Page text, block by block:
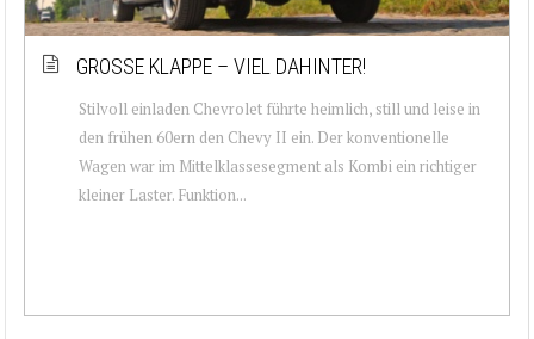
GROSSE KLAPPE – VIEL DAHINTER!
Stilvoll einladen Chevrolet führte heimlich, still und leise in
den frühen 60ern den Chevy II ein. Der konventionelle
Wagen war im Mittelklassesegment als Kombi ein richtiger
kleiner Laster. Funktion...